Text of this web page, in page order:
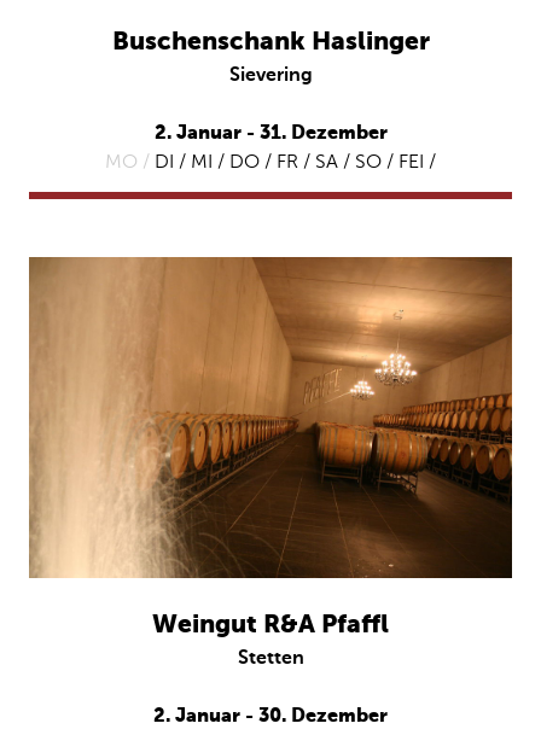
Buschenschank Haslinger
Sievering
2. Januar - 31. Dezember
MO / DI / MI / DO / FR / SA / SO / FEI /
Weingut R&A Pfaffl
Stetten
2. Januar - 30. Dezember